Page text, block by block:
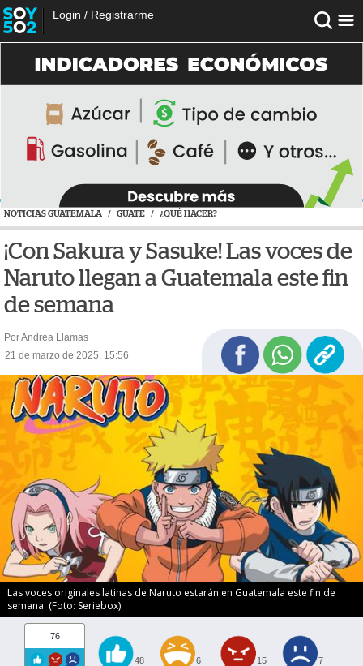
Login / Registrarme
NOTICIAS GUATEMALA / GUATE / ¿QUÉ HACER?
¡Con Sakura y Sasuke! Las voces de
Naruto llegan a Guatemala este fin
de semana
Por Andrea Llamas
21 de marzo de 2025, 15:56
Las voces originales latinas de Naruto estarán en Guatemala este fin de
semana. (Foto: Seriebox)
76
48 6 15 7